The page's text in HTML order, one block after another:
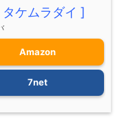
ケムラダイ ]
Amazon
7net